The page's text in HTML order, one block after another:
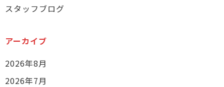
スタッフブログ
アーカイブ
2026年8月
2026年7月